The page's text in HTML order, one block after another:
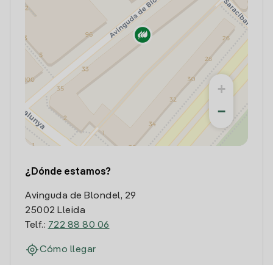
+
−
¿Dónde estamos?
Avinguda de Blondel, 29
25002 Lleida
Telf.: 722 88 80 06
Cómo llegar